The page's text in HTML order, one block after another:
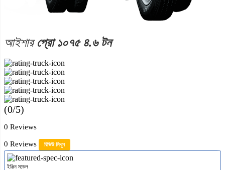
আইশারপ্রো ১০৭৫ ৪.৬ টন
(0/5)
0 Reviews
0 Reviews রিভিউ লিখুন
ইঞ্জিন মডেল